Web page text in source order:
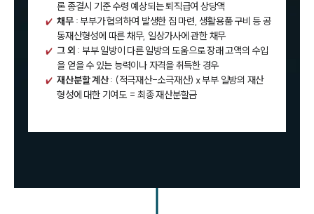
론 종결시 기준 수령 예상되는 퇴직급여 상당액
채무: 부부가 협의하여 발생한 집 마련, 생활용품 구비 등 공
동재산형성에 따른 채무, 일상가사에 관한 채무
그 외 : 부부 일방이 다른 일방의 도움으로 장래 고액의 수입
을 얻을 수 있는 능력이나 자격을 취득한 경우
재산분할 계산: (적극재산-소극재산) x 부부 일방의 재산
형성에 대한 기여도 = 최종 재산분할금